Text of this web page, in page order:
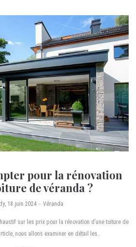
pour la rénovation
de véranda ?
18 juin 2024 Véranda
sur les prix pour la rénovation d’une toiture de
nous allons examiner en détail les…